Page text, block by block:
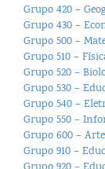
Grupo 420 –
Grupo 430 –
Grupo 500 –
Grupo 510 –
Grupo 520 –
Grupo 530 –
Grupo 540 –
Grupo 550 –
Grupo 600 –
Grupo 910 –